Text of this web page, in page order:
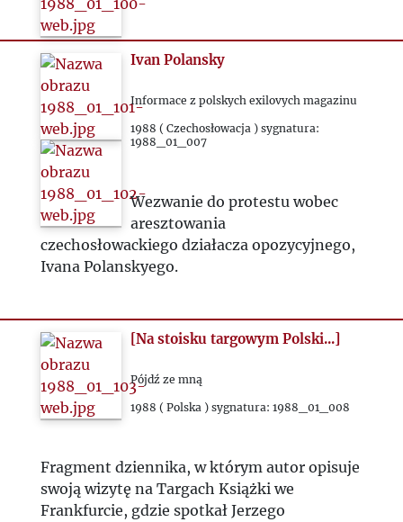
Ivan Polansky
Informace z polskych exilovych magazinu
1988 ( Czechosłowacja ) sygnatura:
1988_01_007
Wezwanie do protestu wobec
aresztowania
czechosłowackiego działacza opozycyjnego,
Ivana Polanskyego.
[Na stoisku targowym Polski...]
Pójdź ze mną
1988 ( Polska ) sygnatura: 1988_01_008
Fragment dziennika, w którym autor opisuje
swoją wizytę na Targach Książki we
Frankfurcie, gdzie spotkał Jerzego